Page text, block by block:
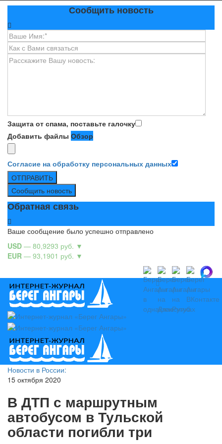
Сообщить новость
Защита от спама, поставьте галочку
Добавить файлы Обзор
Согласие на обработку персональных данных
ОТПРАВИТЬ
Сообщить новость
Обратная связь
Ваше сообщение было успешно отправлено
USD — 80,9293 руб. ▼
EUR — 93,1901 руб. ▼
Новости в России:
15 октября 2020
В ДТП с маршрутным
автобусом в Тульской
области погибли три